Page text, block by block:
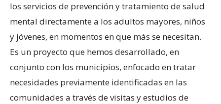
los servicios de prevención y tratamiento de salud
mental directamente a los adultos mayores, niños
y jóvenes, en momentos en que más se necesitan.
Es un proyecto que hemos desarrollado, en
conjunto con los municipios, enfocado en tratar
necesidades previamente identificadas en las
comunidades a través de visitas y estudios de